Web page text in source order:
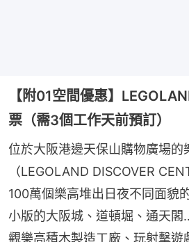
【附01空間優惠】
票（需3個工作天前預訂）
位於大阪港邊天保山購物廣場的
（LEGOLAND DISCOVER
100萬個樂高堆出日夜不同面貌
小版的大阪城、道頓堀、通天
觀樂高積木製造工廠、玩射擊遊